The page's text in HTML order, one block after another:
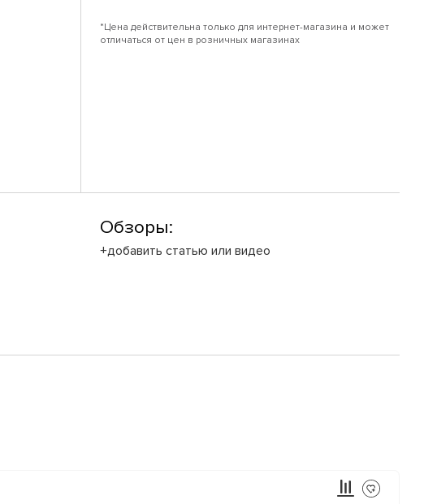
*Цена действительна только для интернет-магазина и может
отличаться от цен в розничных магазинах
Обзоры:
+добавить статью или видео